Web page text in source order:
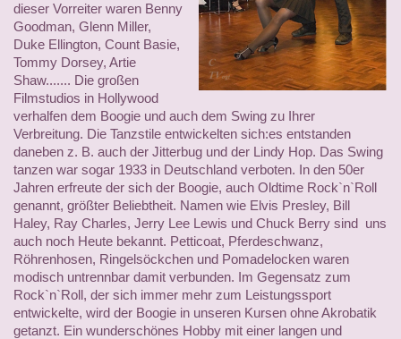
dieser Vorreiter waren Benny
Goodman, Glenn Miller,
Duke Ellington, Count Basie,
Tommy Dorsey, Artie
Shaw....... Die großen
Filmstudios in Hollywood
verhalfen dem Boogie und auch dem Swing zu Ihrer
Verbreitung. Die Tanzstile entwickelten sich:es entstanden
daneben z. B. auch der Jitterbug und der Lindy Hop. Das Swing
tanzen war sogar 1933 in Deutschland verboten. In den 50er
Jahren erfreute der sich der Boogie, auch Oldtime Rock`n`Roll
genannt, größter Beliebtheit. Namen wie Elvis Presley, Bill
Haley, Ray Charles, Jerry Lee Lewis und Chuck Berry sind uns
auch noch Heute bekannt. Petticoat, Pferdeschwanz,
Röhrenhosen, Ringelsöckchen und Pomadelocken waren
modisch untrennbar damit verbunden. Im Gegensatz zum
Rock`n`Roll, der sich immer mehr zum Leistungssport
entwickelte, wird der Boogie in unseren Kursen ohne Akrobatik
getanzt. Ein wunderschönes Hobby mit einer langen und